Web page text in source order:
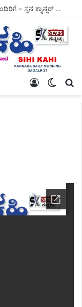
ಮಗುವಿಗೆ ಸ್ತನ್ಯಪಾನ ಮಾಡಿಸುವದರಿಂದ ತಾಯಿಯಂದಿರಿಗೆ – ಸ್ತನ ಕ್ಯಾನ್ಸರ್ ಮಧುಮೇಹ ದೂರ.
Switch
Log